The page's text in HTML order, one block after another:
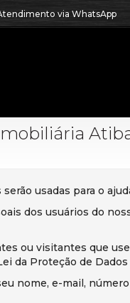
via WhatsApp
usadas para o
dos usuários do
ou visitantes que
da Proteção de Dados
nome, e-mail,